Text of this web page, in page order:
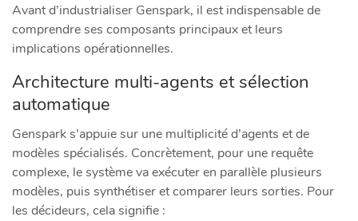
Avant d’industrialiser Genspark, il est indispensable de
comprendre ses composants principaux et leurs
implications opérationnelles.
Architecture multi‑agents et sélection
automatique
Genspark s’appuie sur une multiplicité d’agents et de
modèles spécialisés. Concrètement, pour une requête
complexe, le système va exécuter en parallèle plusieurs
modèles, puis synthétiser et comparer leurs sorties. Pour
les décideurs, cela signifie :